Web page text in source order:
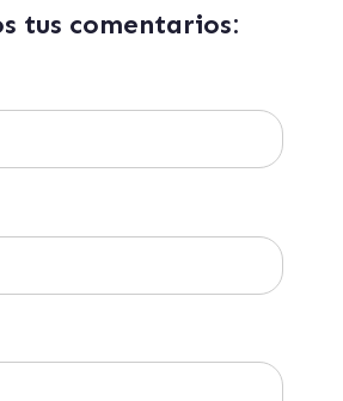
tus comentarios: